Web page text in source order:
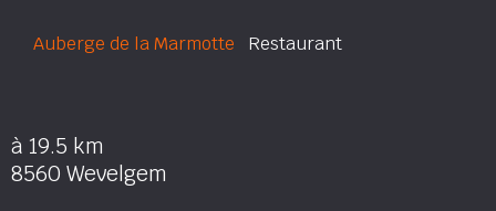
Auberge de la Marmotte Restaurant
à 19.5 km
8560 Wevelgem